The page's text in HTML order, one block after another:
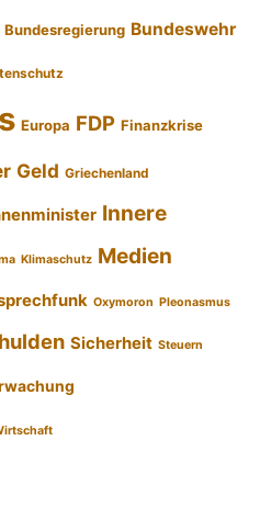
Bundesregierung Bundeswehr
Europa FDP Finanzkrise
Geld Griechenland
Innere
Klimaschutz Medien
Oxymoron Pleonasmus
Sicherheit Steuern